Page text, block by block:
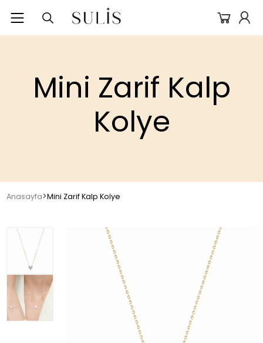
Mini Zarif Kalp
Kolye
Anasayfa>Mini Zarif Kalp Kolye